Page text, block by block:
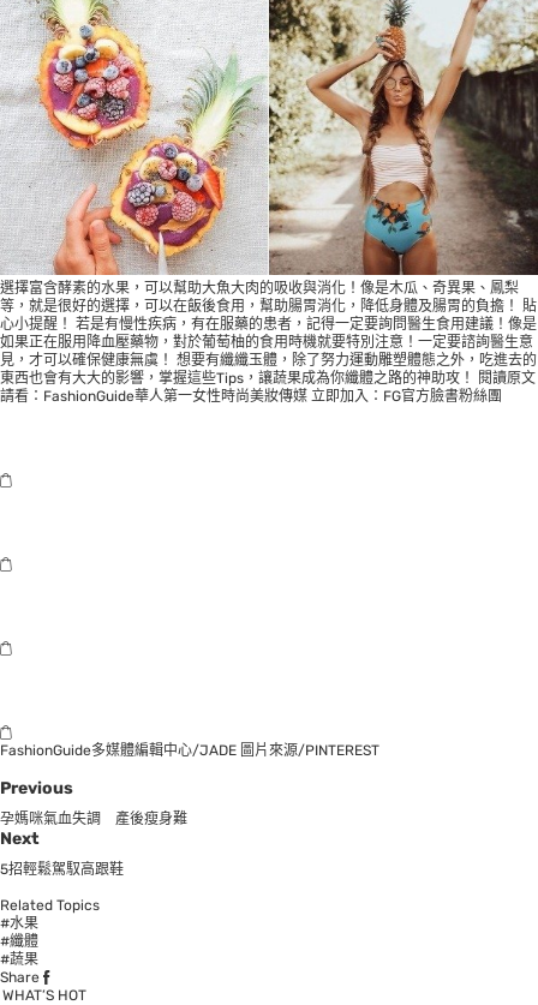
選擇富含酵素的水果，可以幫助大魚大肉的吸收與消化！像是木瓜、奇異果、鳳梨
等，就是很好的選擇，可以在飯後食用，幫助腸胃消化，降低身體及腸胃的負擔！ 貼
心小提醒！ 若是有慢性疾病，有在服藥的患者，記得一定要詢問醫生食用建議！像是
如果正在服用降血壓藥物，對於葡萄柚的食用時機就要特別注意！一定要諮詢醫生意
見，才可以確保健康無虞！ 想要有纖纖玉體，除了努力運動雕塑體態之外，吃進去的
東西也會有大大的影響，掌握這些Tips，讓蔬果成為你纖體之路的神助攻！ 閱讀原文
請看： FashionGuide華人第一女性時尚美妝傳媒 立即加入： FG官方臉書粉絲團
FashionGuide多媒體編輯中心/JADE 圖片來源/PINTEREST
Previous
孕媽咪氣血失調 產後瘦身難
Next
5招輕鬆駕馭高跟鞋
Related Topics
#水果
#纖體
#蔬果
Share
WHAT’S HOT